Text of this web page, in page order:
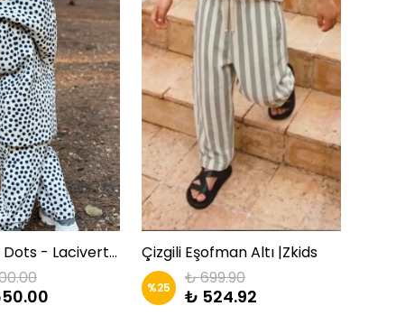
WarmDays Dots - Lacivert Puantiyeli Mont | Zkids Çizgili Eşofman Altı |Zkids
%25 ₺ 699.90
₺ 524.92